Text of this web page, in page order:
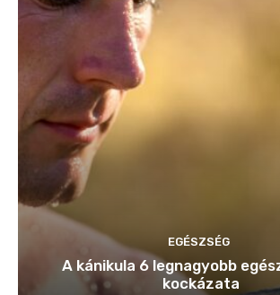
EGÉSZSÉG
A kánikula 6 legnagyobb
kockázata